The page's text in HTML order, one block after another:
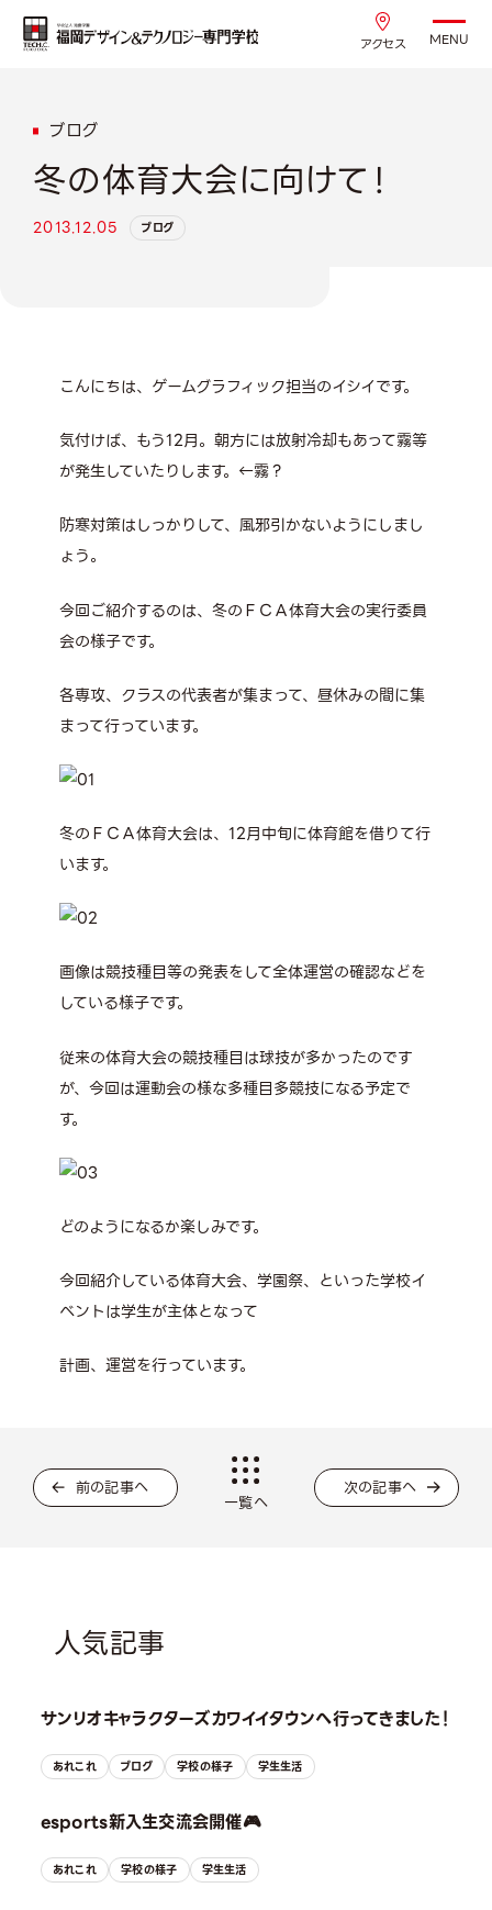
アクセス MENU
ブログ
冬の体育大会に向けて！
2013.12.05 ブログ
こんにちは、ゲームグラフィック担当のイシイです。
気付けば、もう12月。朝方には放射冷却もあって霧等
が発生していたりします。←霧？
防寒対策はしっかりして、風邪引かないようにしまし
ょう。
今回ご紹介するのは、冬のＦＣＡ体育大会の実行委員
会の様子です。
各専攻、クラスの代表者が集まって、昼休みの間に集
まって行っています。
冬のＦＣＡ体育大会は、12月中旬に体育館を借りて行
います。
画像は競技種目等の発表をして全体運営の確認などを
している様子です。
従来の体育大会の競技種目は球技が多かったのです
が、今回は運動会の様な多種目多競技になる予定で
す。
どのようになるか楽しみです。
今回紹介している体育大会、学園祭、といった学校イ
ベントは学生が主体となって
計画、運営を行っています。
前の記事へ
一覧へ
次の記事へ
人気記事
サンリオキャラクターズカワイイタウンへ行ってきました！
あれこれ ブログ 学校の様子 学生生活
esports新入生交流会開催🎮
あれこれ 学校の様子 学生生活